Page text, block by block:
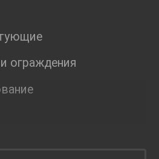
ограждения